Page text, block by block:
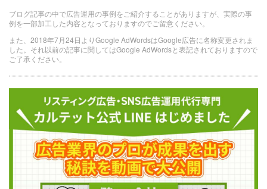
ブログ記事の中で広告運用の事例をご紹介することがありますが、実際の事
例を一部加工した内容となっておりますのでご留意ください。
また、2018年7月24日よりGoogle AdWordsはGoogle広告に名称変更されま
した。それ以前の記事に関してはGoogle AdWordsと表記されておりますので
ご了承ください。